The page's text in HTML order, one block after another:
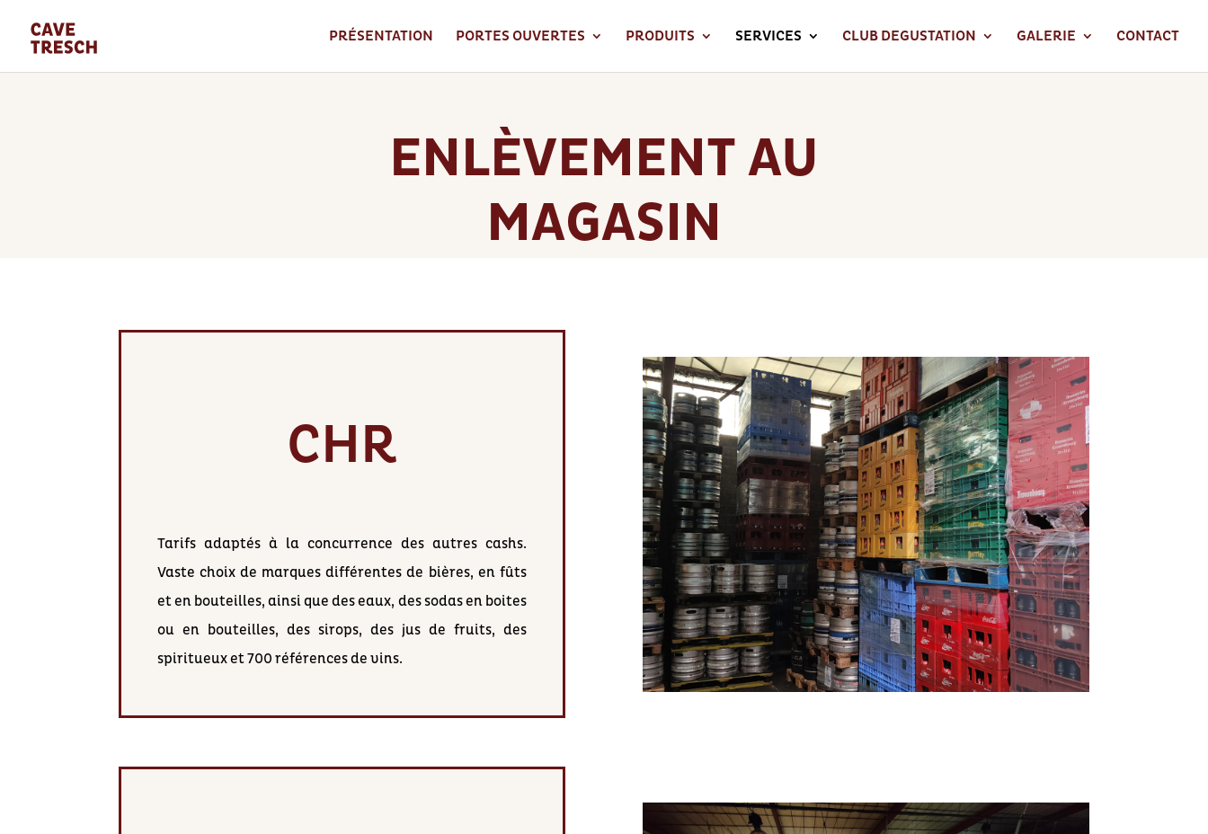
PRÉSENTATION PORTES OUVERTES PRODUITS SERVICES CLUB DEGUSTATION GALERIE CONTACT
ENLÈVEMENT AU
MAGASIN
CHR
Tarifs adaptés à la concurrence des autres cashs.
Vaste choix de marques différentes de bières, en fûts
et en bouteilles, ainsi que des eaux, des sodas en boites
ou en bouteilles, des sirops, des jus de fruits, des
spiritueux et 700 références de vins.